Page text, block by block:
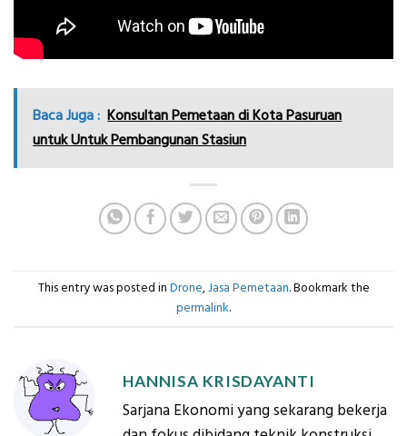
Baca Juga : Konsultan Pemetaan di Kota Pasuruan
untuk Untuk Pembangunan Stasiun
This entry was posted in Drone,Jasa Pemetaan. Bookmark the
permalink.
HANNISA KRISDAYANTI
Sarjana Ekonomi yang sekarang bekerja